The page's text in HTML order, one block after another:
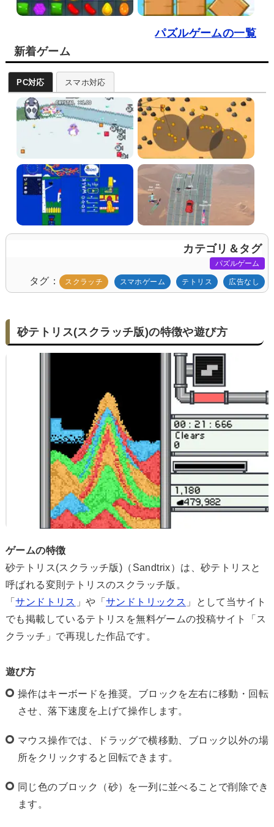
パズルゲームの一覧
新着ゲーム
PC対応 スマホ対応
カテゴリ＆タグ
パズルゲーム
タグ スクラッチ スマホゲーム テトリス 広告なし
砂テトリス(スクラッチ版)の特徴や遊び方
ゲームの特徴
砂テトリス(スクラッチ版)（Sandtrix）は、砂テトリスと
呼ばれる変則テトリスのスクラッチ版。
「サンドトリス 」や「サンドトリックス 」として当サイト
でも掲載しているテトリスを無料ゲームの投稿サイト「ス
クラッチ」で再現した作品です。
遊び方
操作はキーボードを推奨。ブロックを左右に移動・回転
させ、落下速度を上げて操作します。
マウス操作では、ドラッグで横移動、ブロック以外の場
所をクリックすると回転できます。
同じ色のブロック（砂）を一列に並べることで削除でき
ます。